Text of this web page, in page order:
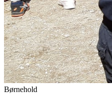
Børnehold